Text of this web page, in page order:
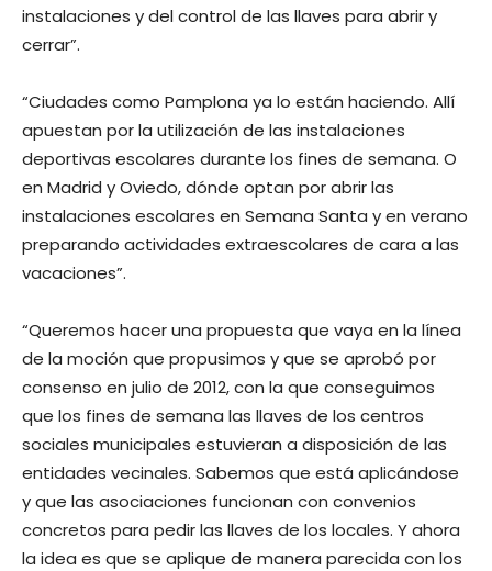
instalaciones y del control de las llaves para abrir y
cerrar”.
“Ciudades como Pamplona ya lo están haciendo. Allí
apuestan por la utilización de las instalaciones
deportivas escolares durante los fines de semana. O
en Madrid y Oviedo, dónde optan por abrir las
instalaciones escolares en Semana Santa y en verano
preparando actividades extraescolares de cara a las
vacaciones”.
“Queremos hacer una propuesta que vaya en la línea
de la moción que propusimos y que se aprobó por
consenso en julio de 2012, con la que conseguimos
que los fines de semana las llaves de los centros
sociales municipales estuvieran a disposición de las
entidades vecinales. Sabemos que está aplicándose
y que las asociaciones funcionan con convenios
concretos para pedir las llaves de los locales. Y ahora
la idea es que se aplique de manera parecida con los